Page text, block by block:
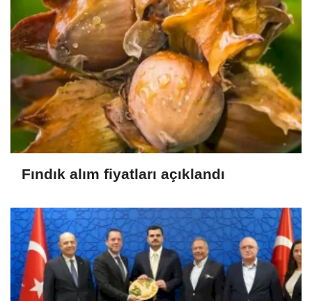
Fındık alım fiyatları açıklandı